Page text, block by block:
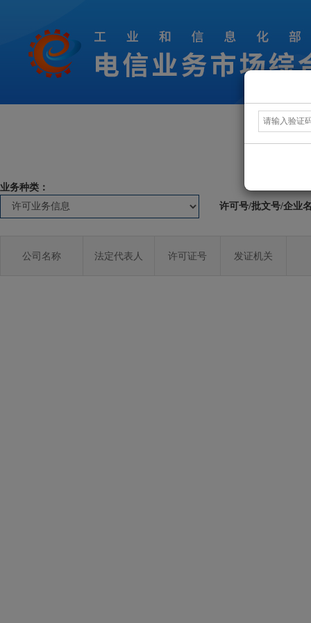
业务种类：
许可号/批文号/企业
公司名称 法定代表人 许可证号 发证机关